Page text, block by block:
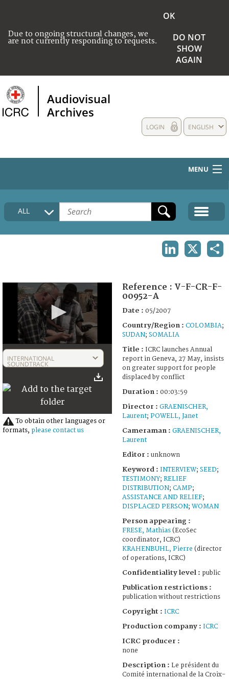
Due to ongoing structural changes, we
are not currently responding to requests.
OK
DO NOT
SHOW
AGAIN
Audiovisual
Archives
ENGLISH
LOGIN
MENU
HOME
COLLECTIONS DESCRIPTION
ALL
0
seconds
of
59
INTERNATIONAL
SOUNDTRACK
To obtain other languages or
formats, please contact us
Reference : V-F-CR-F-
00952-A
Date : 05/2007
Country/Region : COLOMBIA;
SUDAN; SOMALIA
Title : ICRC launches Annual
report in Geneva, 27 May, insists
on greater support for people
displaced by conflict
Duration : 00:03:59
Director : GRAENISCHER,
Laurent; POWELL, Janet
Cameraman : GRAENISCHER,
Laurent
Editor : unknown
Keyword : INTERVIEW; SEED;
TESTIMONY; RELIEF
DISTRIBUTION; CAMP;
ASSISTANCE AND RELIEF;
DISPLACED PERSON; WOMAN
Person appearing :
FRESE, Mathias (EcoSec
coordinator, ICRC)
KRAHENBUHL, Pierre (director
of operations, ICRC)
Confidentiality level : public
Publication restrictions :
publication without restrictions
Copyright : ICRC
Production company : ICRC
ICRC producer :
none
Description : Le président du
Comité international de la Croix-